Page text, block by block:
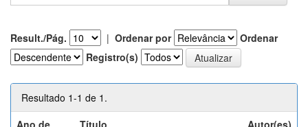
Result./Pág. | Ordenar por
Ordenar
Registro(s)
Resultado 1-1 de 1.
Ano de
Título Autor(es)